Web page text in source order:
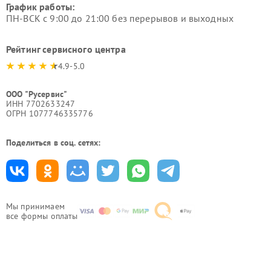
Мы принимаем
все формы оплаты
График работы:
ПН-ВСК с 9:00 до 21:00 без перерывов и выходных
Рейтинг сервисного центра
4.9-5.0
ООО "Русервис"
ИНН 7702633247
ОГРН 1077746335776
Поделиться в соц. сетях: